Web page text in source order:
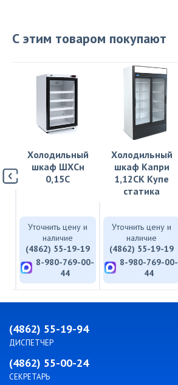
С этим товаром покупают
Холодильный
шкаф ШХСн
0,15С
Уточнить цену и
наличие
(4862) 55-19-19
8-980-769-00-
44
Холодильный
шкаф Капри
1,12СК Купе
статика
Уточнить цену и
наличие
(4862) 55-19-19
8-980-769-00-
44
(4862) 55-19-94
ДИСПЕТЧЕР
(4862) 55-00-24
СЕКРЕТАРЬ